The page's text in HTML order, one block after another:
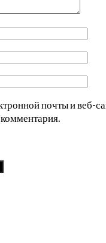
почты и веб-